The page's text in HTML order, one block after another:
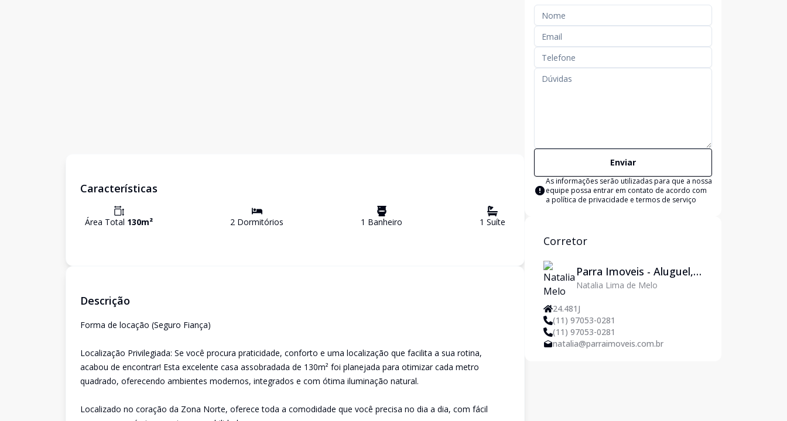
Características
Área Total 130m² 2 Dormitórios 1 Banheiro 1 Suíte
Descrição
Forma de locação (Seguro Fiança)
Localização Privilegiada: Se você procura praticidade, conforto e uma localização que facilita a sua rotina,
acabou de encontrar! Esta excelente casa assobradada de 130m² foi planejada para otimizar cada metro
quadrado, oferecendo ambientes modernos, integrados e com ótima iluminação natural.
Localizado no coração da Zona Norte, oferece toda a comodidade que você precisa no dia a dia, com fácil
Enviar
As informações serão utilizadas para que a nossa
equipe possa entrar em contato de acordo com
a política de privacidade e termos de serviço
Corretor
Parra Imoveis - Aluguel,
Venda, Adm. de Imóveis
e Jurídico em São Paulo
Natalia Lima de Melo
24.481J
(11) 97053-0281
(11) 97053-0281
natalia@parraimoveis.com.br